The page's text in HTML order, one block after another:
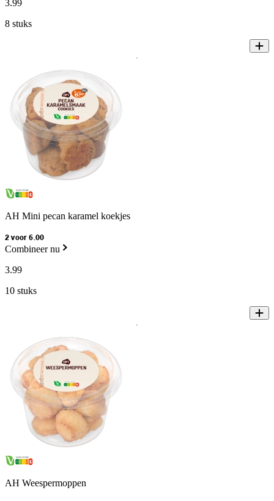
3.99
8 stuks
AH Mini pecan karamel koekjes
2 voor 6.00
Combineer nu
3.99
10 stuks
AH Weespermoppen